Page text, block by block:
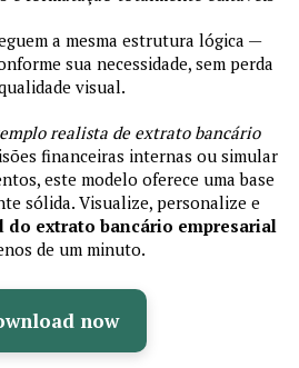
a mesma estrutura lógica —
sua necessidade, sem perda
visual.
realista de extrato bancário
financeiras internas ou simular
este modelo oferece uma base
sólida. Visualize, personalize e
do extrato bancário empresarial
de um minuto.
now